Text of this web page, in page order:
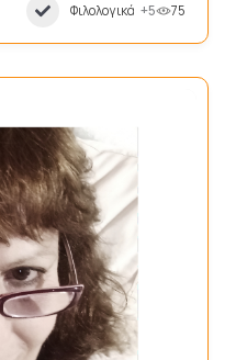
Φιλολογικά +5 75